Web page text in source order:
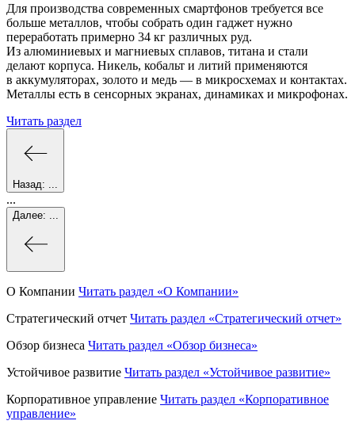
Для производства современных смартфонов требуется все
больше металлов, чтобы собрать один гаджет нужно
переработать примерно 34 кг различных руд.
Из алюминиевых и магниевых сплавов, титана и стали
делают корпуса. Никель, кобальт и литий применяются
в аккумуляторах, золото и медь — в микросхемах и контактах.
Металлы есть в сенсорных экранах, динамиках и микрофонах.
Читать раздел
Назад:
...
Далее:
О Компании Читать раздел «О Компании»
Стратегический отчет Читать раздел «Стратегический отчет»
Обзор бизнеса Читать раздел «Обзор бизнеса»
Устойчивое развитие Читать раздел «Устойчивое развитие»
Корпоративное управление Читать раздел «Корпоративное
управление»